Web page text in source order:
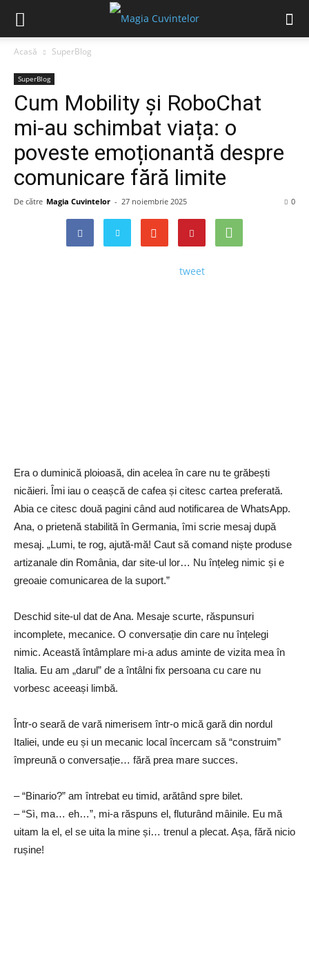
Acasă SuperBlog
SuperBlog
Cum Mobility și RoboChat
mi-au schimbat viața: o
poveste emoționantă despre
comunicare fără limite
De către Magia Cuvintelor - 27 noiembrie 2025 0
tweet
Era o duminică ploioasă, din acelea în care nu te grăbești
nicăieri. Îmi iau o ceașcă de cafea și citesc cartea preferată.
Abia ce citesc două pagini când aud notificarea de WhatsApp.
Ana, o prietenă stabilită în Germania, îmi scrie mesaj după
mesaj. „Lumi, te rog, ajută-mă! Caut să comand niște produse
artizanale din România, dar site-ul lor… Nu înțeleg nimic și e
greoaie comunicarea de la suport.”
Deschid site-ul dat de Ana. Mesaje scurte, răspunsuri
incomplete, mecanice. O conversație din care nu înțelegi
nimic. Această întâmplare mi-a adus aminte de vizita mea în
Italia. Eu am „darul” de a întâlni fix persoana cu care nu
vorbesc aceeași limbă.
Într-o seară de vară nimerisem într-o mică gară din nordul
Italiei, unde eu și un mecanic local încercam să “construim”
împreună o conversație… fără prea mare succes.
– “Binario?” am întrebat eu timid, arătând spre bilet.
– “Sì, ma… eh…”, mi-a răspuns el, fluturând mâinile. Eu mă
uitam la el, el se uita la mine și… trenul a plecat. Așa, fără nicio
rușine!